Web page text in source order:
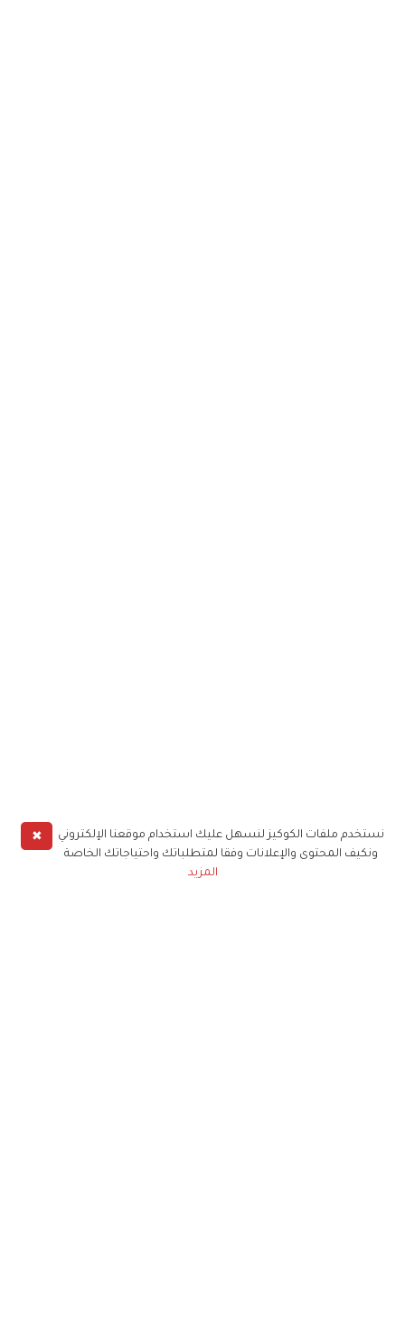
✖
نستخدم ملفات الكوكيز لنسهل عليك استخدام موقعنا الإلكتروني
ونكيف المحتوى والإعلانات وفقا لمتطلباتك واحتياجاتك الخاصة
المزيد